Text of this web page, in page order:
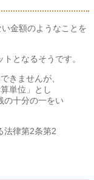
金額のようなことを
となるそうです。
きませんが、
単位」とし
の十分の一をい
法律第2条第2